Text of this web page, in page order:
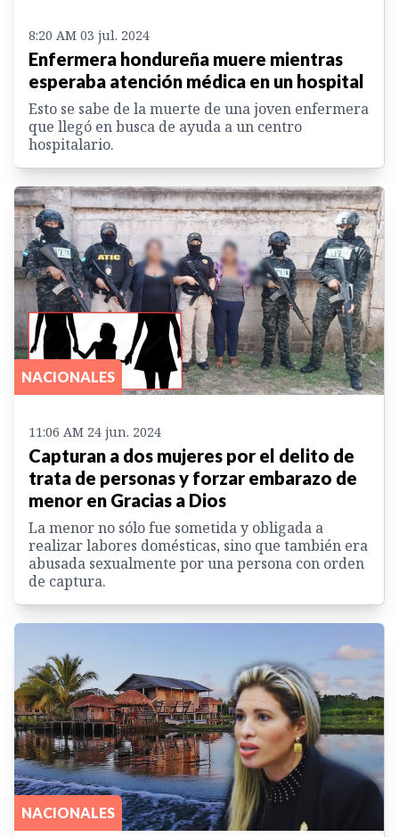
8:20 AM 03 jul. 2024
Enfermera hondureña muere mientras
esperaba atención médica en un hospital
Esto se sabe de la muerte de una joven enfermera
que llegó en busca de ayuda a un centro
hospitalario.
NACIONALES
11:06 AM 24 jun. 2024
Capturan a dos mujeres por el delito de
trata de personas y forzar embarazo de
menor en Gracias a Dios
La menor no sólo fue sometida y obligada a
realizar labores domésticas, sino que también era
abusada sexualmente por una persona con orden
de captura.
NACIONALES